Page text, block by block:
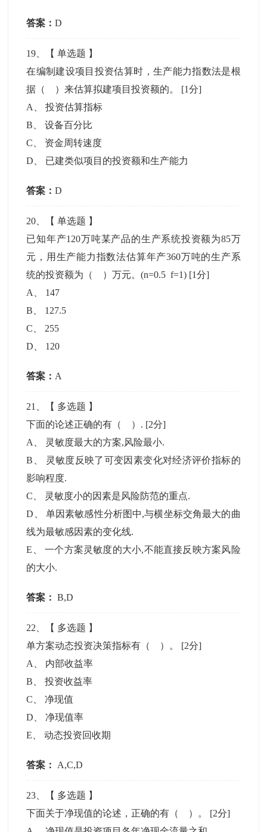
答案：D
19 、【单选题 】
在编制建设项目投资估算时，生产能力指数法是根
据（ ）来估算拟建项目投资额的。 [1分]
A
、投资估算指标
B 、设备百分比
C
资金周转速度
D
已建类似项目的投资额和生产能力
答案：D
20 、【单选题 】
已知年产120万吨某产品的生产系统投资额为85万
元，用生产能力指数法估算年产360万吨的生产系
统的投资额为（ ）万元。(n=0.5 f=1) [1分]
A
147
B
127.5
C
255
D
120
答案： A
21 、【 多选题 】
下面的论述正确的有（ ）. [2分]
A
灵敏度最大的方案,风险最小.
B
灵敏度反映了可变因素变化对经济评价指标的
影响程度.
C
灵敏度小的因素是风险防范的重点.
D
单因素敏感性分析图中,与横坐标交角最大的曲
线为最敏感因素的变化线.
E 、一个方案灵敏度的大小,不能直接反映方案风险
的大小.
答案： B,D
22 、【 多选题 】
单方案动态投资决策指标有（ ）。 [2分]
A
内部收益率
B 、投资收益率
C 、净现值
D 、净现值率
E 、动态投资回收期
答案： A,C,D
23 、【 多选题 】
下面关于净现值的论述，正确的有（ ）。 [2分]